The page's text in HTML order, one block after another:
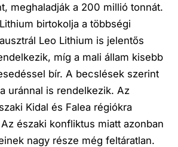
meghaladják a 200 millió tonnát.
birtokolja a többségi
Leo Lithium is jelentős
míg a mali állam kisebb
bír. A becslések szerint
uránnal is rendelkezik. Az
Kidal és Falea régiókra
északi konfliktus miatt azonban
nagy része még feltáratlan.